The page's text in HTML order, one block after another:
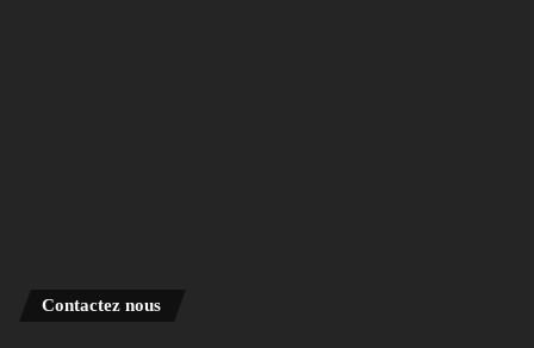
Contactez nous